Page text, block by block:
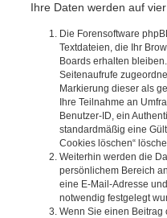
Ihre Daten werden auf
Die Forensoftware
Textdateien, die Ihr
Boards erhalten
Seitenaufrufe
Markierung dieser als
Ihre Teilnahme an
Benutzer-ID, ein
standardmäßig eine
Cookies löschen“
Weiterhin werden die
persönlichem Bereich
eine E-Mail-Adresse
notwendig festgelegt
Wenn Sie einen